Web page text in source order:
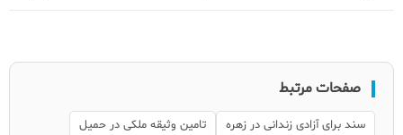
صفحات مرتبط
سند برای آزادی زندانی در زهره
تامین وثیقه ملکی در حمیل